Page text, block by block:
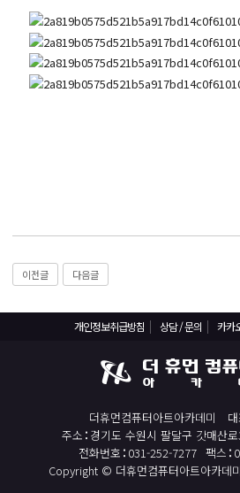
이전글 다음글
개인정보취급방침 상담 / 문의 카카
더휴먼컴퓨터아트아카데미
주소 경기도 수원시 팔달구 갓매산
전화번호 031-252-7277 팩스
Copyright © 더휴먼컴퓨터아트아카데
실업자
BIM 건축설계 및 실내건축설계(캐드(CAD),맥스
전산세무회계 자격취득과정[전산회계1급/전산세무2
컴퓨터활용능력2급(필기+실기) 및 ITQ자격증 취득(한
직업상담사 2급 (필기+실기) 자격증 취득과정
포토샵 자격증 취득과정(GTQ1급)
일러스트 자격증 취득과정(GTQi 1급)
전산회계 1급 / FAT 1급 자격증 취득과정
전산세무 2급 / TAT 2급 자격증 취득과정